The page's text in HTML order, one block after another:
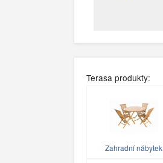
Terasa produkty:
Zahradní nábytek